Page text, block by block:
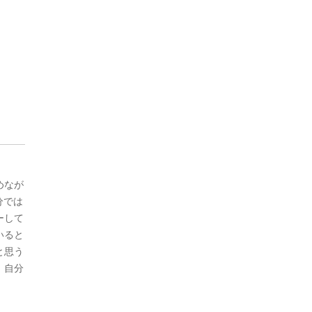
なが
では
して
と
う
自分